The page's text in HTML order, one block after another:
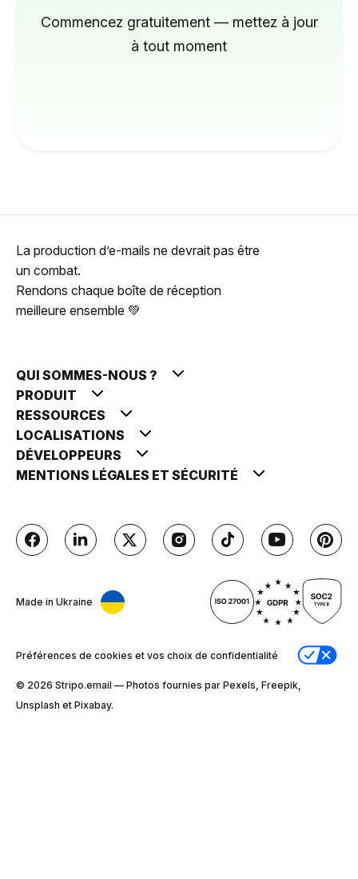
Commencez gratuitement — mettez à jour
à tout moment
La production d’e-mails ne devrait pas être
un combat.
Rendons chaque boîte de réception
meilleure ensemble 💚
QUI SOMMES-NOUS ?
PRODUIT
RESSOURCES
LOCALISATIONS
DÉVELOPPEURS
MENTIONS LÉGALES ET SÉCURITÉ
Made in Ukraine
Préférences de cookies et vos choix de confidentialité
© 2026 Stripо.email — Photos fournies par Pexels, Freepik,
Unsplash et Pixabay.